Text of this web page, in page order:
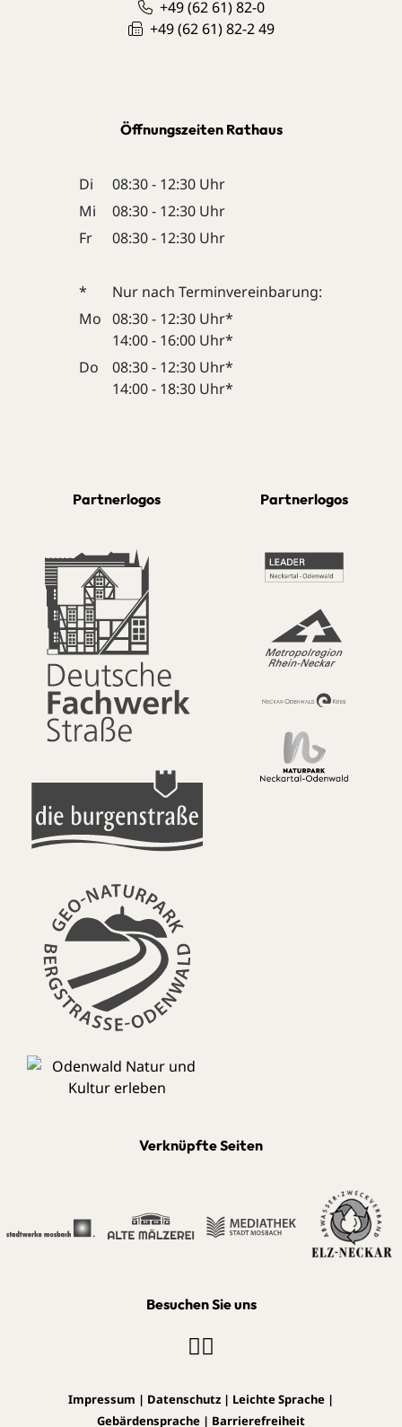
+49 (62 61) 82-0
+49 (62 61) 82-2 49
Öffnungszeiten Rathaus
Di
08:30 - 12:30 Uhr
Mi
08:30 - 12:30 Uhr
Fr
08:30 - 12:30 Uhr
*
Nur nach Terminvereinbarung:
Mo 08:30 - 12:30 Uhr*
14:00 - 16:00 Uhr*
Do
08:30 - 12:30 Uhr*
14:00 - 18:30 Uhr*
Partnerlogos Partnerlogos
Verknüpfte Seiten
Besuchen Sie uns
Impressum | Datenschutz | Leichte Sprache |
Gebärdensprache | Barrierefreiheit